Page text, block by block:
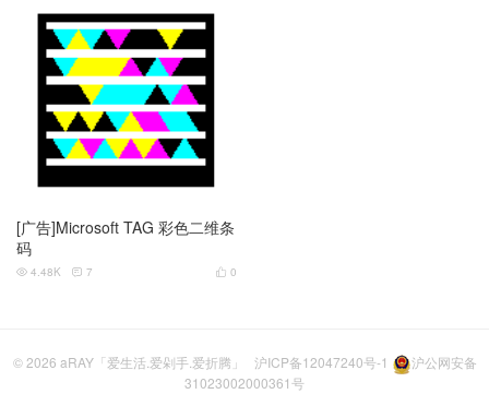
[广告]Microsoft TAG 彩色二维条
码
 0
 4.48K  7
© 2026 aRAY「爱生活.爱剁手.爱折腾」 沪ICP备12047240号-1
沪公网安备
31023002000361号